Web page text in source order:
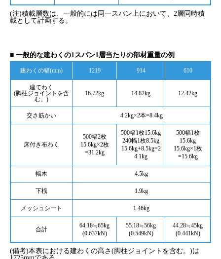
(注)積載層数は、一般的には同一スパン上において、2層同時積
載として計画する。
■ 一般的な建わくの1スパン1層当たりの部材重量の例
建わくの幅(mm) 1219 914 610
建てわく
(脚柱ジョイントを含
む。)
16.72kg 14.82kg 12.42kg
交さ筋かい 4.2kg×2本=8.4kg
床付き布わく
500幅2枚
15.6kg×2枚
=31.2kg
500幅1枚15.6kg
240幅1枚8.5kg
15.6kg+8.5kg=2
4.1kg
500幅1枚
15.6kg
15.6kg×1枚
=15.6kg
幅木 4.5kg
下桟 1.9kg
メッシュシート 1.46kg
合計
64.18≒65kg
(0.637kN)
55.18≒56kg
(0.549kN)
44.28≒45kg
(0.441kN)
(備考)本表における建わくの高さ(脚柱ジョイントを含む。)は